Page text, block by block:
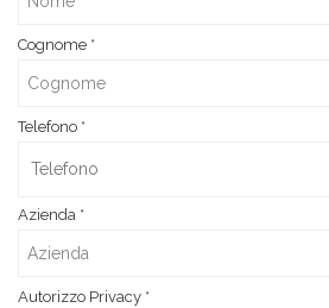
Cognome *
Telefono *
Azienda *
Autorizzo Privacy *